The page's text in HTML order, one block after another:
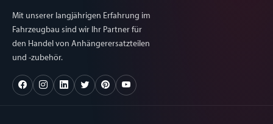
Mit unserer langjährigen Erfahrung im
Fahrzeugbau sind wir Ihr Partner für
den Handel von Anhängerersatzteilen
und -zubehör.